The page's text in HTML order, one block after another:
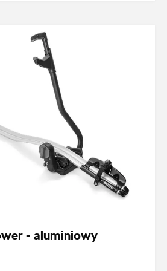
- aluminiowy
Tarnów
566